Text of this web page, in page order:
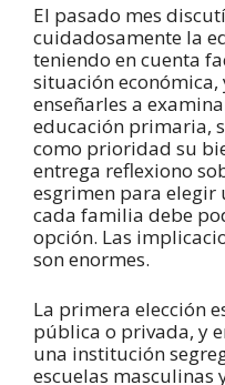
El pasado mes
cuidadosamente la
teniendo en cuenta
situación
enseñarles a
educación primaria,
como prioridad su
entrega reflexiono
esgrimen para elegir
cada familia debe
opción. Las
son enormes.
La primera elección
pública o privada, y
una institución
escuelas masculinas